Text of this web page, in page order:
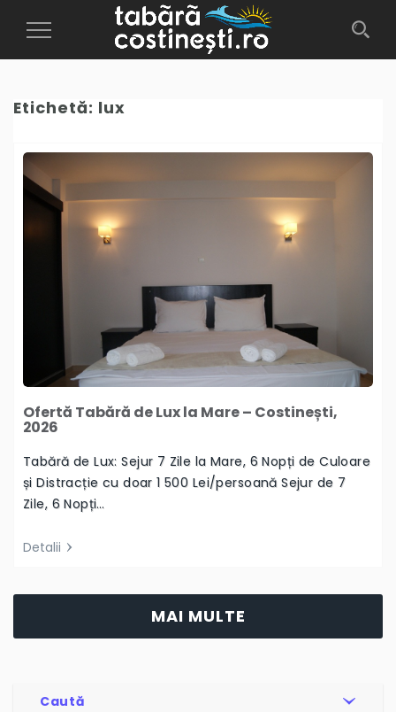
Toggle
Etichetă: lux
Ofertă Tabără de Lux la Mare – Costinești,
2026
Tabără de Lux: Sejur 7 Zile la Mare, 6 Nopți de Culoare
și Distracție cu doar 1 500 Lei/persoană Sejur de 7
Zile, 6 Nopți…
Detalii
MAI MULTE
Caută